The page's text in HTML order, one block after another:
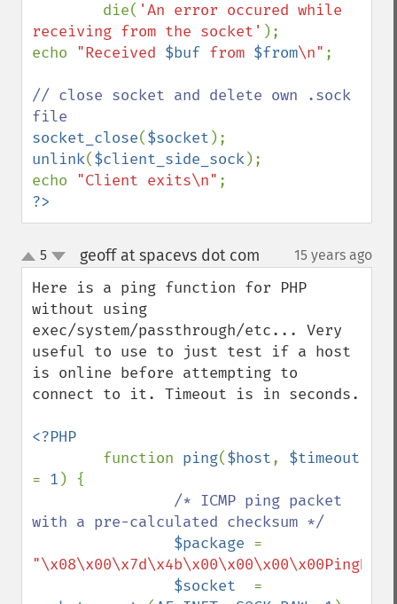
        die(
'An error occured while
receiving from the socket' );
echo "Received $buf from $from\n" ;
// close socket and delete own .sock
socket_close($socket
unlink($client_side_sock);
echo "Client exits\n"
?>
up
down
5 geoff at spacevs dot com 15 years ago
Here is a ping function for PHP
without using
exec/system/passthrough/etc... Very
useful to use to just test if a host
is online before attempting to
connect to it. Timeout is in seconds.
<?PHP
function ping($host,
= 1 ) {
/* ICMP ping packet
with a pre-calculated checksum */
$package
$socket